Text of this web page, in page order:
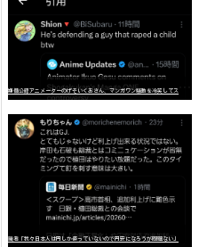
識者「我々日本人は円しか使っていないので円安になろうが問題ない」